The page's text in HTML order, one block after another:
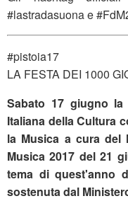
#lastradasuona e
#pistoia17
LA FESTA DEI 1000
Sabato 17 giugno la
Italiana della Cultura
la Musica a cura del
Musica 2017 del 21
tema di quest'anno
sostenuta dal